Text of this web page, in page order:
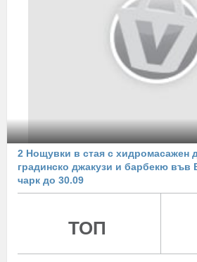
2 Нощувки в стая с хидромасажен
градинско джакузи и барбекю във
чарк до 30.09
ТОП